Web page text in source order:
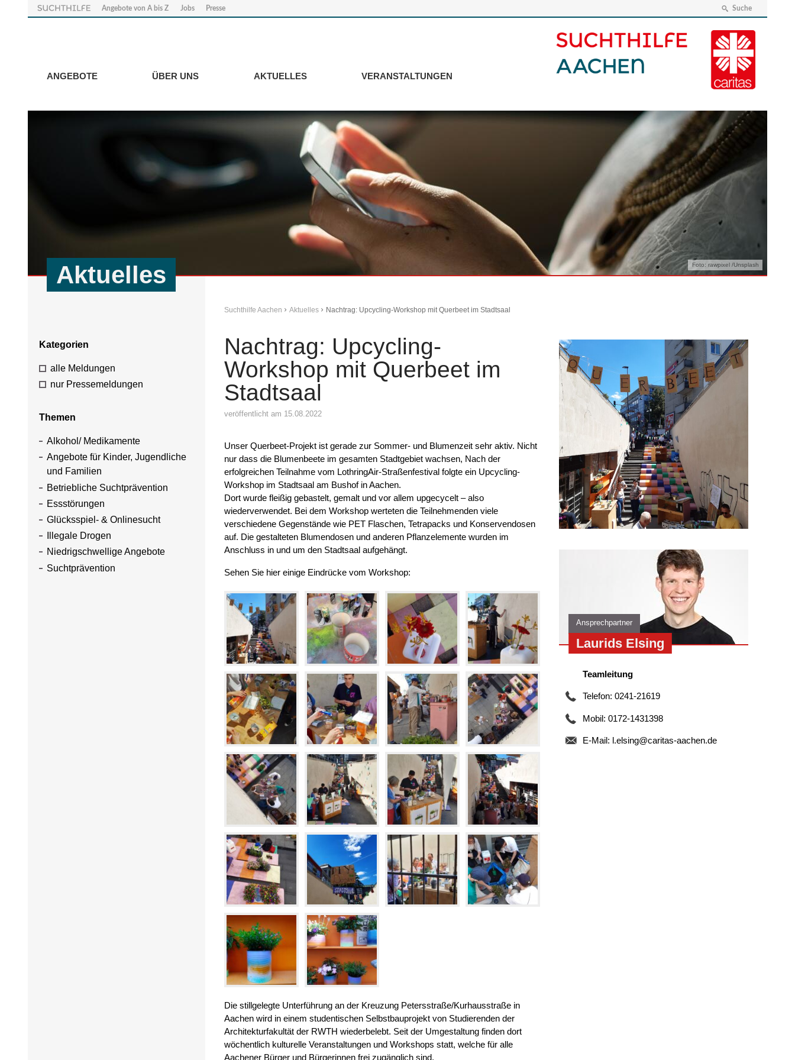
Angebote von A bis Z Jobs Presse Suche
ANGEBOTE ÜBER UNS AKTUELLES VERANSTALTUNGEN
Aktuelles Foto: rawpixel /Unsplash
Kategorien
alle Meldungen
nur Pressemeldungen
Themen
Alkohol/ Medikamente
Angebote für Kinder, Jugendliche
und Familien
Betriebliche Suchtprävention
Essstörungen
Glücksspiel- & Onlinesucht
Illegale Drogen
Niedrigschwellige Angebote
Suchtprävention
Suchthilfe Aachen Aktuelles Nachtrag: Upcycling-Workshop mit Querbeet im Stadtsaal
Nachtrag: Upcycling-
Workshop mit Querbeet im
Stadtsaal
veröffentlicht am 15.08.2022
Unser Querbeet-Projekt ist gerade zur Sommer- und Blumenzeit sehr aktiv. Nicht
nur dass die Blumenbeete im gesamten Stadtgebiet wachsen, Nach der
erfolgreichen Teilnahme vom LothringAir-Straßenfestival folgte ein Upcycling-
Workshop im Stadtsaal am Bushof in Aachen.
Dort wurde fleißig gebastelt, gemalt und vor allem upgecycelt – also
wiederverwendet. Bei dem Workshop werteten die Teilnehmenden viele
verschiedene Gegenstände wie PET Flaschen, Tetrapacks und Konservendosen
auf. Die gestalteten Blumendosen und anderen Pflanzelemente wurden im
Anschluss in und um den Stadtsaal aufgehängt.
Sehen Sie hier einige Eindrücke vom Workshop:
Die stillgelegte Unterführung an der Kreuzung Petersstraße/Kurhausstraße in
Aachen wird in einem studentischen Selbstbauprojekt von Studierenden der
Architekturfakultät der RWTH wiederbelebt. Seit der Umgestaltung finden dort
wöchentlich kulturelle Veranstaltungen und Workshops statt, welche für alle
Aachener Bürger und Bürgerinnen frei zugänglich sind.
Ansprechpartner
Laurids Elsing
Teamleitung
Telefon: 0241-21619
Mobil: 0172-1431398
E-Mail: l.elsing@caritas-aachen.de